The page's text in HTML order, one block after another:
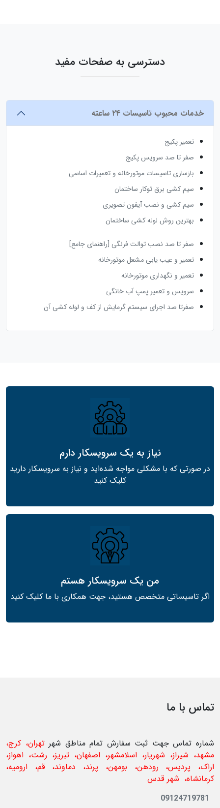
دسترسی به صفحات مفید
خدمات محبوب تاسیسات ۲۴ ساعته
تعمیر پکیج
صفر تا صد سرویس پکیج
بازسازی تاسیسات موتورخانه و تعمیرات اساسی
سیم کشی برق توکار ساختمان
سیم کشی و نصب آیفون تصویری
بهترین روش لوله کشی ساختمان
صفر تا صد نصب توالت فرنگی [راهنمای جامع]
تعمیر و عیب یابی مشعل موتورخانه
تعمیر و نگهداری موتورخانه
سرویس و تعمیر پمپ آب خانگی
صفرتا صد اجرای سیستم گرمایش از کف و لوله کشی آن
نیاز به یک سرویسکار دارم
در صورتی که با مشکلی مواجه شده‌اید و نیاز به سرویسکار دارید
کلیک کنید
من یک سرویسکار هستم
اگر تاسیساتی متخصص هستید، جهت همکاری با ما کلیک کنید
تماس با ما
شماره تماس جهت ثبت سفارش تمام مناطق شهرتهران، کرج،
مشهد، شیراز، شهریار، اسلامشهر، اصفهان، تبریز، رشت، اهواز،
اراک، پردیس، رودهن، بومهن، پرند، دماوند، قم، ارومیه،
کرمانشاه، شهر قدس
09124719781